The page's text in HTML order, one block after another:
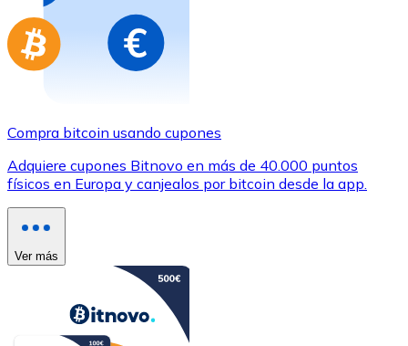
Compra bitcoin usando cupones
Adquiere cupones Bitnovo en más de 40.000 puntos
físicos en Europa y canjealos por bitcoin desde la app.
Ver más